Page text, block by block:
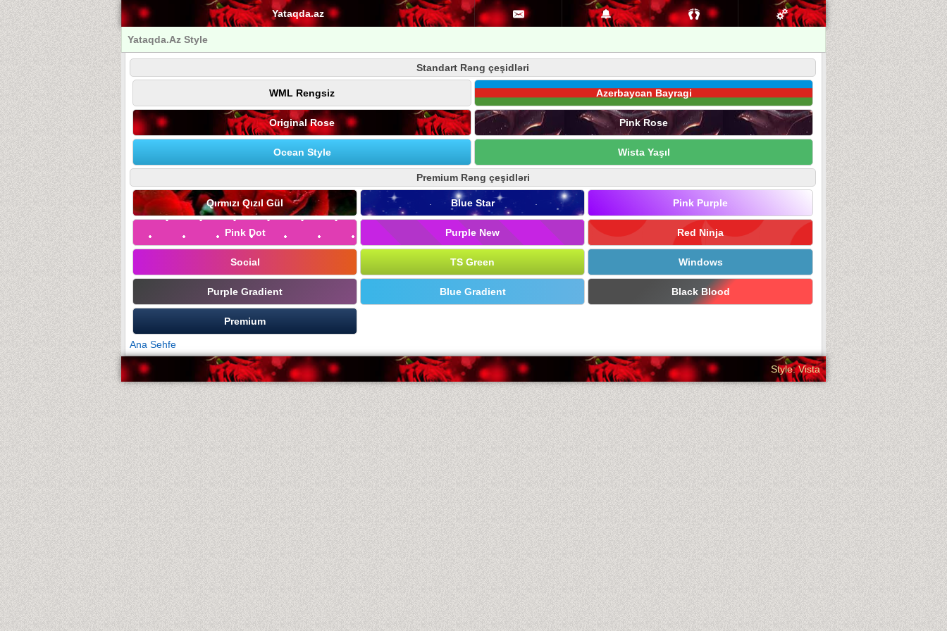
Yataqda.az
Yataqda.Az Style
Standart Rəng çeşidləri
WML Rengsiz Azerbaycan Bayragi
Original Rose Pink Rose
Ocean Style Wista Yaşıl
Premium Rəng çeşidləri
Qırmızı Qızıl Gül Blue Star Pink Purple
Pink Dot Purple New Red Ninja
Social TS Green Windows
Purple Gradient Blue Gradient Black Blood
Premium
Ana Sehfe
Style: Vista